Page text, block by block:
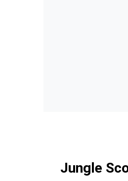
Jungle